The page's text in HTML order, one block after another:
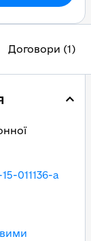
Договори (1)
011136-a